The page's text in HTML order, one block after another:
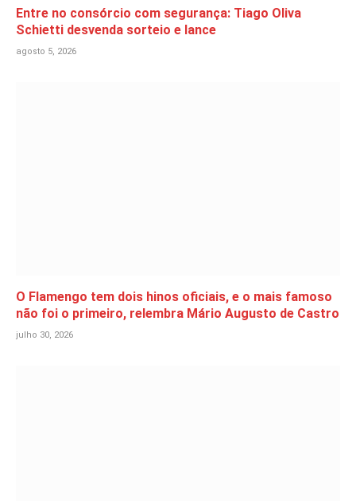
Entre no consórcio com segurança: Tiago Oliva
Schietti desvenda sorteio e lance
agosto 5, 2026
O Flamengo tem dois hinos oficiais, e o mais famoso
não foi o primeiro, relembra Mário Augusto de Castro
julho 30, 2026